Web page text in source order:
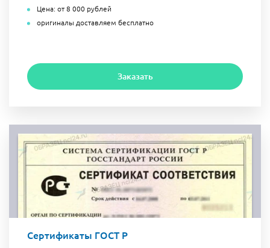
Цена: от 8 000 рублей
оригиналы доставляем бесплатно
Заказать
Сертификаты ГОСТ Р